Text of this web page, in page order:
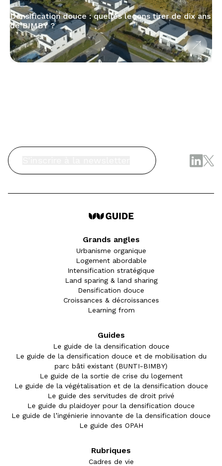
Densification douce : quelles leçons tirer de dix ans
de BIMBY ?
Grands angles
Urbanisme organique
Logement abordable
Intensification stratégique
Land sparing & land sharing
Densification douce
Croissances & décroissances
Learning from
Guides
Le guide de la densification douce
Le guide de la densification douce et de mobilisation du
parc bâti existant (BUNTI-BIMBY)
Le guide de la sortie de crise du logement
Le guide de la végétalisation et de la densification douce
Le guide des servitudes de droit privé
Le guide du plaidoyer pour la densification douce
Le guide de l’ingénierie innovante de la densification douce
Le guide des OPAH
Rubriques
Cadres de vie